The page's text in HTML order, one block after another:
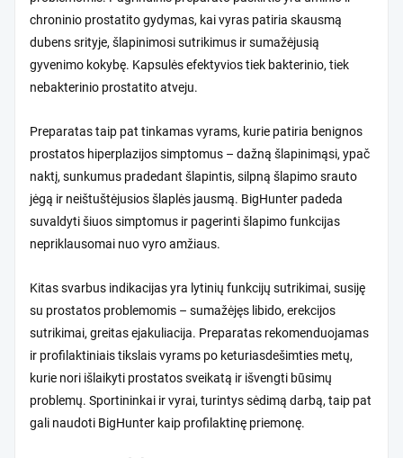
chroninio prostatito gydymas, kai vyras patiria skausmą
dubens srityje, šlapinimosi sutrikimus ir sumažėjusią
gyvenimo kokybę. Kapsulės efektyvios tiek bakterinio, tiek
nebakterinio prostatito atveju.
Preparatas taip pat tinkamas vyrams, kurie patiria benignos
prostatos hiperplazijos simptomus – dažną šlapinimąsi, ypač
naktį, sunkumus pradedant šlapintis, silpną šlapimo srauto
jėgą ir neištuštėjusios šlaplės jausmą. BigHunter padeda
suvaldyti šiuos simptomus ir pagerinti šlapimo funkcijas
nepriklausomai nuo vyro amžiaus.
Kitas svarbus indikacijas yra lytinių funkcijų sutrikimai, susiję
su prostatos problemomis – sumažėjęs libido, erekcijos
sutrikimai, greitas ejakuliacija. Preparatas rekomenduojamas
ir profilaktiniais tikslais vyrams po keturiasdešimties metų,
kurie nori išlaikyti prostatos sveikatą ir išvengti būsimų
problemų. Sportininkai ir vyrai, turintys sėdimą darbą, taip pat
gali naudoti BigHunter kaip profilaktinę priemonę.